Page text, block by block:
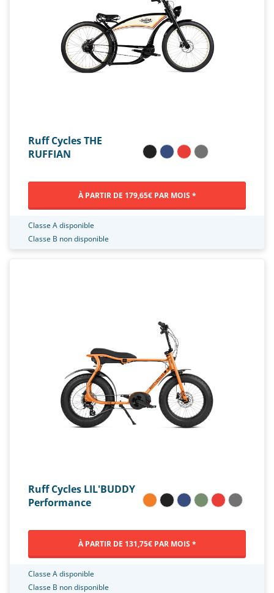
Ruff Cycles THE
RUFFIAN
À PARTIR DE 179,65€ PAR MOIS *
Classe A disponible
Classe B non disponible
Ruff Cycles LIL'BUDDY
Performance
À PARTIR DE 131,75€ PAR MOIS *
Classe A disponible
Classe B non disponible